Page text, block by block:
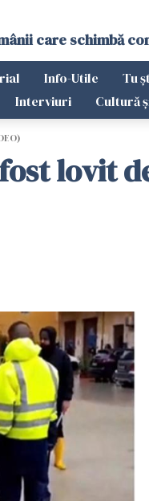
care schimbă
Info-Utile Tu
Interviuri Cultură
lovit